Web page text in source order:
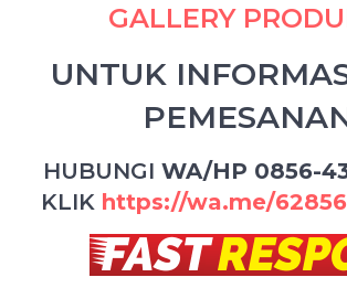
GALLERY
UNTUK
HUBUNGI WA/HP 0856-
KLIK https://wa.me/